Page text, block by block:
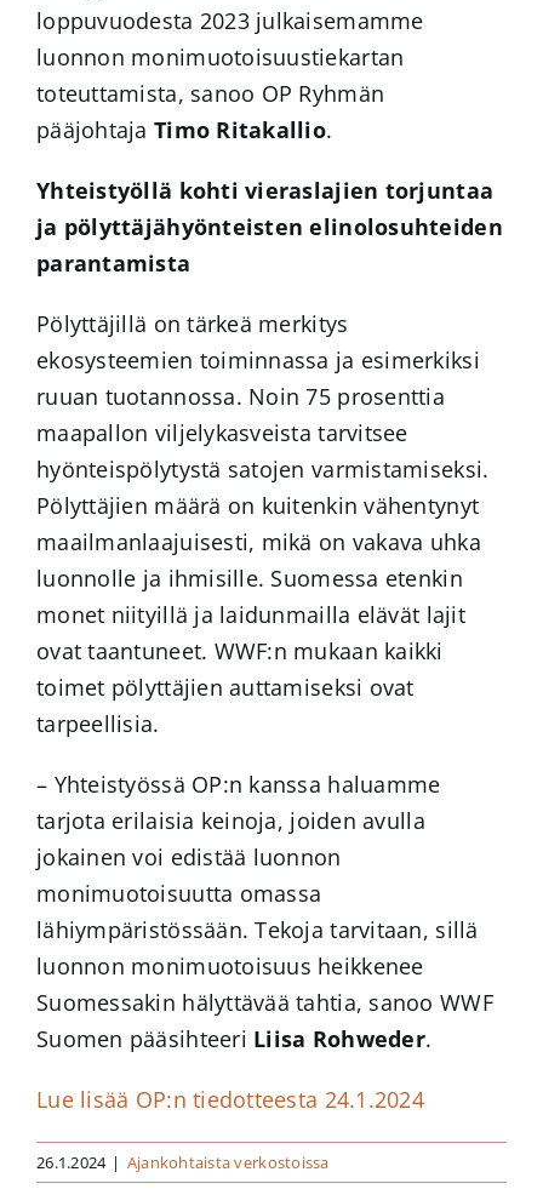
loppuvuodesta 2023 julkaisemamme
luonnon monimuotoisuustiekartan
toteuttamista, sanoo OP Ryhmän
pääjohtaja Timo Ritakallio.
Yhteistyöllä kohti vieraslajien torjuntaa
ja pölyttäjähyönteisten elinolosuhteiden
parantamista
Pölyttäjillä on tärkeä merkitys
ekosysteemien toiminnassa ja esimerkiksi
ruuan tuotannossa. Noin 75 prosenttia
maapallon viljelykasveista tarvitsee
hyönteispölytystä satojen varmistamiseksi.
Pölyttäjien määrä on kuitenkin vähentynyt
maailmanlaajuisesti, mikä on vakava uhka
luonnolle ja ihmisille. Suomessa etenkin
monet niityillä ja laidunmailla elävät lajit
ovat taantuneet. WWF:n mukaan kaikki
toimet pölyttäjien auttamiseksi ovat
tarpeellisia.
– Yhteistyössä OP:n kanssa haluamme
tarjota erilaisia keinoja, joiden avulla
jokainen voi edistää luonnon
monimuotoisuutta omassa
lähiympäristössään. Tekoja tarvitaan, sillä
luonnon monimuotoisuus heikkenee
Suomessakin hälyttävää tahtia, sanoo WWF
Suomen pääsihteeri Liisa Rohweder.
Lue lisää OP:n tiedotteesta 24.1.2024
26.1.2024 | Ajankohtaista verkostoissa